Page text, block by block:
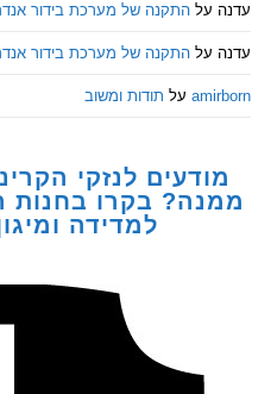
התקנה של מערכת בידור אנדרויד ברכב
התקנה של מערכת בידור אנדרויד ברכב
עלתודות ומשוב
לנזקי הקרינה
בקרו בחנות האתר
למדידה ומיגון